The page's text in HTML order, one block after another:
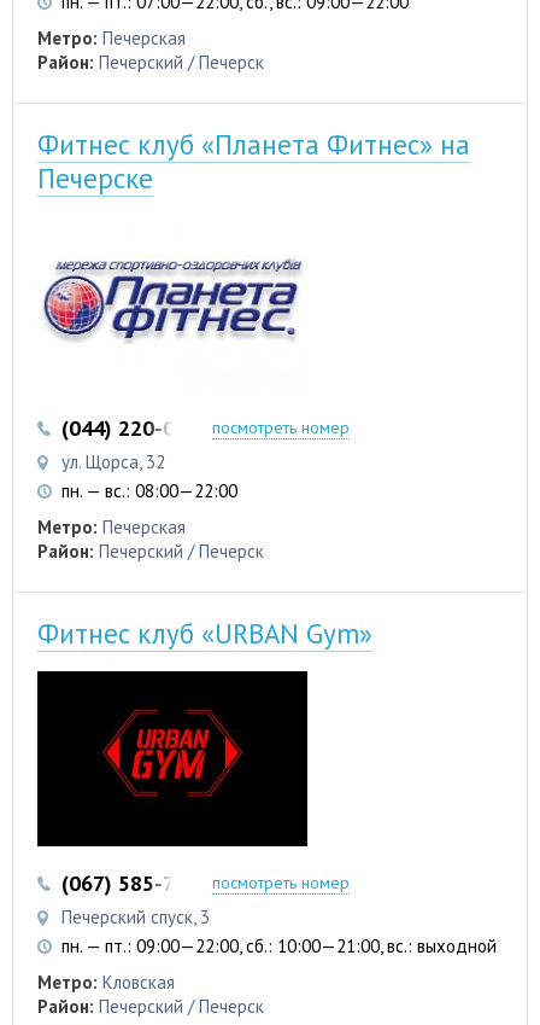
Метро: Печерская
Район: Печерский / Печерск
Фитнес клуб «Планета Фитнес» на
Печерске
(044) 220-00-20посмотреть номер
ул. Щорса, 32
пн. — вс.: 08:00—22:00
Метро: Печерская
Район: Печерский / Печерск
Фитнес клуб «URBAN Gym»
(067) 585-79-79посмотреть номер
Печерский спуск, 3
пн. — пт.: 09:00—22:00, сб.: 10:00—21:00, вс.: выходной
Метро: Кловская
Район: Печерский / Печерск